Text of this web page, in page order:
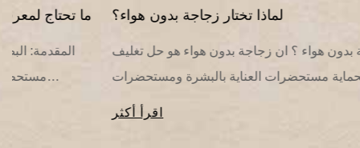
لماذا تختار زجاجة بدون هواء؟
ما هو زجاجة بدون هواء ؟ ان زجاجة بدون هواء هو حل تغليف
ثوري مصمم لحماية مستحضرات العناية بالبشرة ومستحضرات